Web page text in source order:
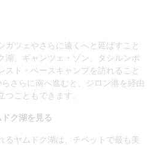
ガツェやさらに遠くへと延ばすこと
湖、ギャンツェ・ゾン、タシルンポ
スト・ベースキャンプを訪れること
さらに南へ進むと、ジロン港を経由
こともできます。
ク湖を見る
るヤムドク湖は、チベットで最も美